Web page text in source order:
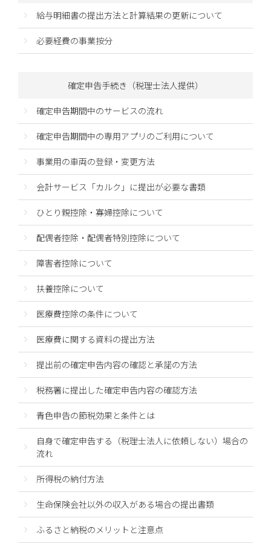
給与明細書の提出方法と計算結果の更新について
必要経費の事業按分
確定申告手続き（税理士法人提供）
確定申告期間中のサービスの流れ
確定申告期間中の専用アプリのご利用について
事業用の車両の登録・変更方法
会計サービス「カルク」に提出が必要な書類
ひとり親控除・寡婦控除について
配偶者控除・配偶者特別控除について
障害者控除について
扶養控除について
医療費控除の条件について
医療費に関する資料の提出方法
提出前の確定申告内容の確認と承諾の方法
税務署に提出した確定申告内容の確認方法
青色申告の節税効果と条件とは
自身で確定申告する（税理士法人に依頼しない）場合の
流れ
所得税の納付方法
生命保険会社以外の収入がある場合の提出書類
ふるさと納税のメリットと注意点